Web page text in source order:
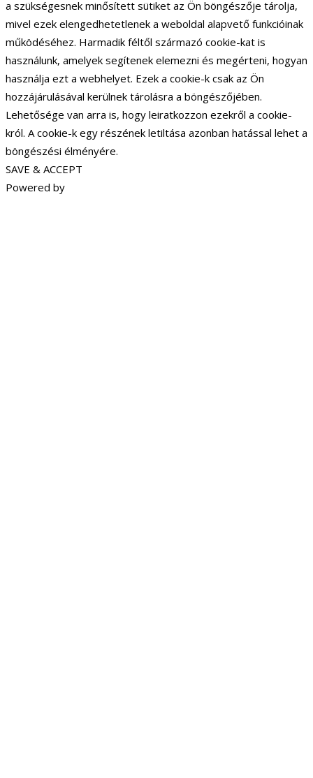
a szükségesnek minősített sütiket az Ön böngészője tárolja,
mivel ezek elengedhetetlenek a weboldal alapvető funkcióinak
működéséhez. Harmadik féltől származó cookie-kat is
használunk, amelyek segítenek elemezni és megérteni, hogyan
használja ezt a webhelyet. Ezek a cookie-k csak az Ön
hozzájárulásával kerülnek tárolásra a böngészőjében.
Lehetősége van arra is, hogy leiratkozzon ezekről a cookie-
król. A cookie-k egy részének letiltása azonban hatással lehet a
böngészési élményére.
SAVE & ACCEPT
Powered by